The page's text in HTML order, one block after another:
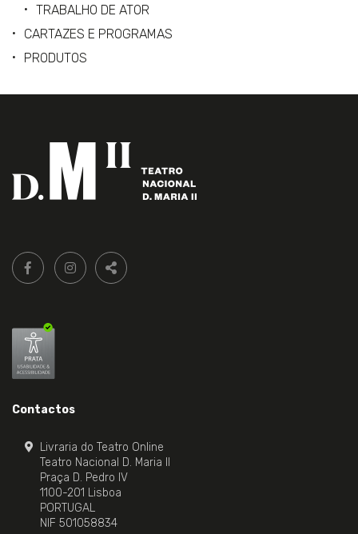
TRABALHO DE ATOR
CARTAZES E PROGRAMAS
PRODUTOS
Siga-
nos:
FACEBOOK LIVRARIA DO TEATRO ONLINE.
INSTAGRAM LIVRARIA DO TEATRO ONLINE.
PARTILHAR
Contactos
Livraria do Teatro Online
Teatro Nacional D. Maria II
Praça D. Pedro IV
1100-201 Lisboa
PORTUGAL
NIF 501058834